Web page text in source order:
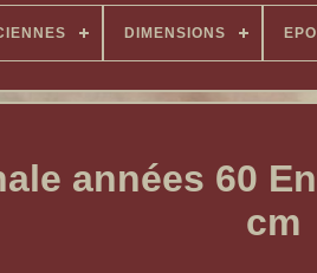
DIMENSIONS
années 60
cm